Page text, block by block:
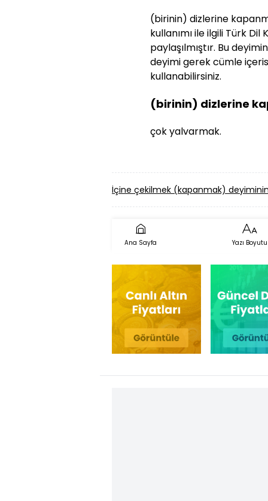
(birinin) dizlerine
kullanımı ile ilgili Türk
paylaşılmıştır. Bu
deyimi gerek cümle
kullanabilirsiniz.
(birinin) dizlerine
çok yalvarmak.
İçine çekilmek (kapanmak)
Ana Sayfa Yazı Boyutu